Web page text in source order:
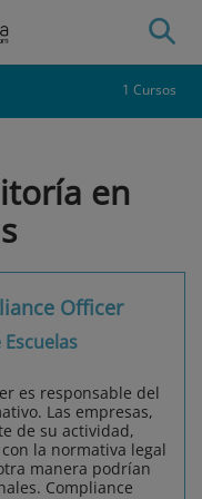
1 Cursos
en
Officer
es responsable del
Las empresas,
de su actividad,
la normativa legal
manera podrían
Compliance